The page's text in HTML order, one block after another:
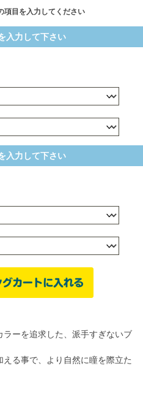
項目を入力してください
入力して下さい
入力して下さい
ーを追求した、派手すぎないブ
る事で、より自然に瞳を際立た